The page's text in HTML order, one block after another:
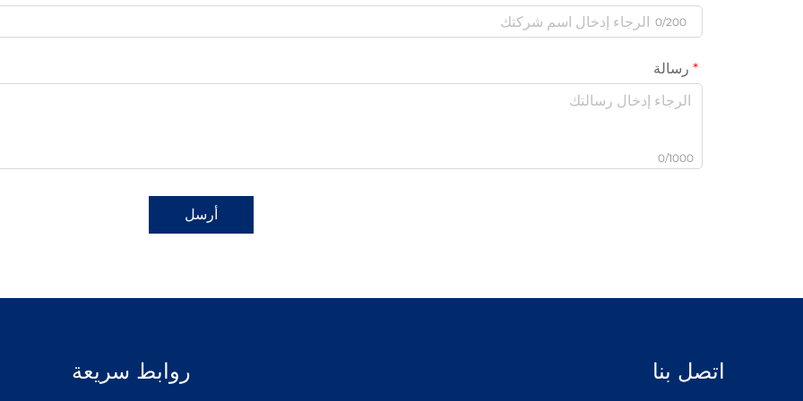
0/200
رسالة
0/1000
أرسل
اتصل بنا روابط سريعة